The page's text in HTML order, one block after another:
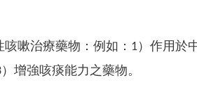
咳嗽治療藥物：例如：1）作用於
增強咳痰能力之藥物。